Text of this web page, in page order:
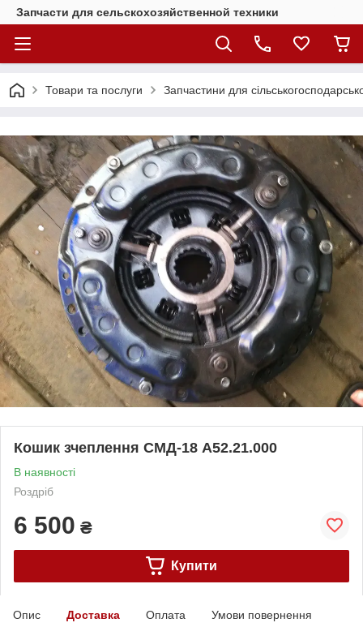
Запчасти для сельскохозяйственной техники
Товари та послуги Запчастини для
Кошик зчеплення СМД-18 А52.21.000
В наявності
Роздріб
6 500 ₴
Купити
Опис Доставка Оплата Умови повернення